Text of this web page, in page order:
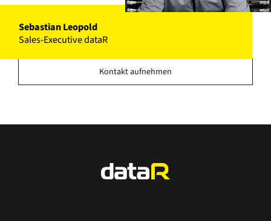
Sebastian Leopold
Sales-Executive dataR
Kontakt aufnehmen